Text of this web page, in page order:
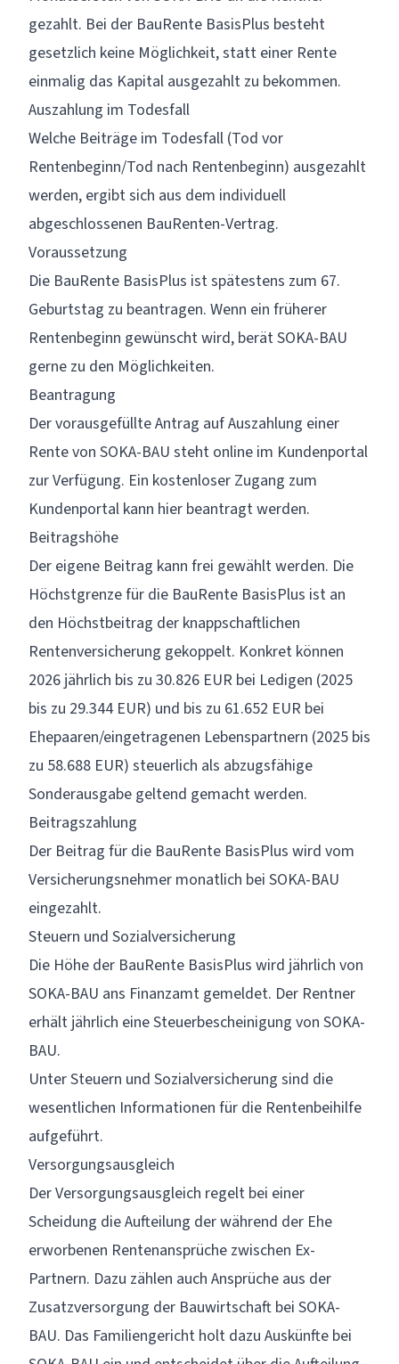
gezahlt. Bei der BauRente BasisPlus besteht
gesetzlich keine Möglichkeit, statt einer Rente
einmalig das Kapital ausgezahlt zu bekommen.
Auszahlung im Todesfall
Welche Beiträge im Todesfall (Tod vor
Rentenbeginn/Tod nach Rentenbeginn) ausgezahlt
werden, ergibt sich aus dem individuell
abgeschlossenen BauRenten-Vertrag.
Voraussetzung
Die BauRente BasisPlus ist spätestens zum 67.
Geburtstag zu beantragen. Wenn ein früherer
Rentenbeginn gewünscht wird, berät SOKA-BAU
gerne zu den Möglichkeiten.
Beantragung
Der vorausgefüllte Antrag auf Auszahlung einer
Rente von SOKA-BAU steht online im Kundenportal
zur Verfügung. Ein kostenloser Zugang zum
Kundenportal kann hier beantragt werden.
Beitragshöhe
Der eigene Beitrag kann frei gewählt werden. Die
Höchstgrenze für die BauRente BasisPlus ist an
den Höchstbeitrag der knappschaftlichen
Rentenversicherung gekoppelt. Konkret können
2026 jährlich bis zu 30.826 EUR bei Ledigen (2025
bis zu 29.344 EUR) und bis zu 61.652 EUR bei
Ehepaaren/eingetragenen Lebenspartnern (2025 bis
zu 58.688 EUR) steuerlich als abzugsfähige
Sonderausgabe geltend gemacht werden.
Beitragszahlung
Der Beitrag für die BauRente BasisPlus wird vom
Versicherungsnehmer monatlich bei SOKA-BAU
eingezahlt.
Steuern und Sozialversicherung
Die Höhe der BauRente BasisPlus wird jährlich von
SOKA-BAU ans Finanzamt gemeldet. Der Rentner
erhält jährlich eine Steuerbescheinigung von SOKA-
BAU.
UnterSteuern und Sozialversicherung sind die
wesentlichen Informationen für die Rentenbeihilfe
aufgeführt.
Versorgungsausgleich
Der Versorgungsausgleich regelt bei einer
Scheidung die Aufteilung der während der Ehe
erworbenen Rentenansprüche zwischen Ex-
Partnern. Dazu zählen auch Ansprüche aus der
Zusatzversorgung der Bauwirtschaft bei SOKA-
BAU. Das Familiengericht holt dazu Auskünfte bei